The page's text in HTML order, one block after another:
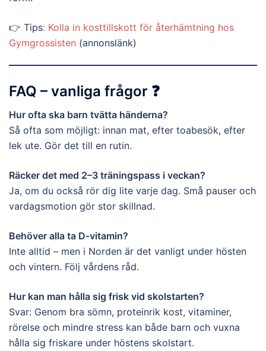
👉 Tips: Kolla in kosttillskott för återhämtning hos
Gymgrossisten (annonslänk)
FAQ – vanliga frågor ❓
Hur ofta ska barn tvätta händerna?
Så ofta som möjligt: innan mat, efter toabesök, efter
lek ute. Gör det till en rutin.
Räcker det med 2–3 träningspass i veckan?
Ja, om du också rör dig lite varje dag. Små pauser och
vardagsmotion gör stor skillnad.
Behöver alla ta D-vitamin?
Inte alltid – men i Norden är det vanligt under hösten
och vintern. Följ vårdens råd.
Hur kan man hålla sig frisk vid skolstarten?
Svar: Genom bra sömn, proteinrik kost, vitaminer,
rörelse och mindre stress kan både barn och vuxna
hålla sig friskare under höstens skolstart.